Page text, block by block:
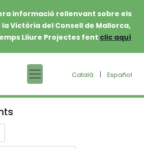
informació rellenvant sobre els
Victòria del Consell de Mallorca,
Lliure Projectes fent clic aquí
Català | Español